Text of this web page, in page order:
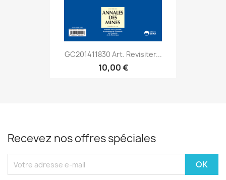
GC201411830 Art. Revisiter...
10,00 €
Recevez nos offres spéciales